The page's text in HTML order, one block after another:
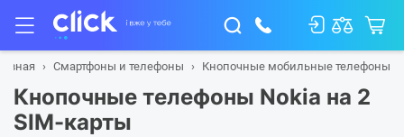
Смартфоны и телефоны Кнопочные мобильные телефоны
Кнопочные телефоны Nokia на 2
SIM-карты